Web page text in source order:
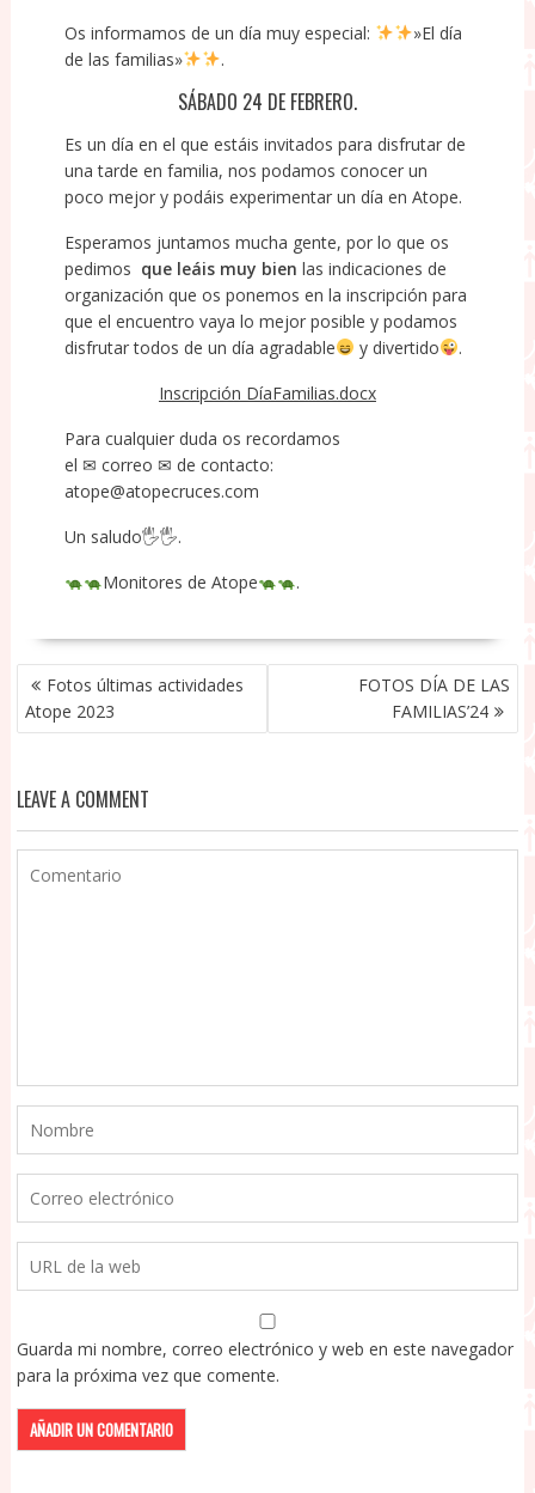
Os informamos de un día muy especial:
»El día
de las familias»
.
SÁBADO 24 DE FEBRERO.
Es un día en el que estáis invitados para disfrutar de
una tarde en familia, nos podamos conocer un
poco mejor y podáis experimentar un día en Atope.
Esperamos juntamos mucha gente, por lo que os
pedimos que leáis muy bien las indicaciones de
organización que os ponemos en la inscripción para
que el encuentro vaya lo mejor posible y podamos
disfrutar todos de un día agradable
y divertido
.
Inscripción DíaFamilias.docx
Para cualquier duda os recordamos
el ✉ correo ✉ de contacto:
atope@atopecruces.com
Un saludo🖐🖐.
Monitores de Atope
.
NAVEGACIÓN
DE
ENTRADAS
Fotos últimas actividades
Atope 2023
FOTOS DÍA DE LAS
FAMILIAS’24
LEAVE A COMMENT
Guarda mi nombre, correo electrónico y web en este navegador
para la próxima vez que comente.